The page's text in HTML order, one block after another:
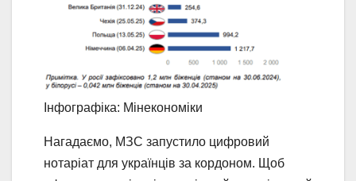
Інфографіка: Мінекономіки
Нагадаємо, МЗС запустило цифровий
нотаріат для українців за кордоном. Щоб